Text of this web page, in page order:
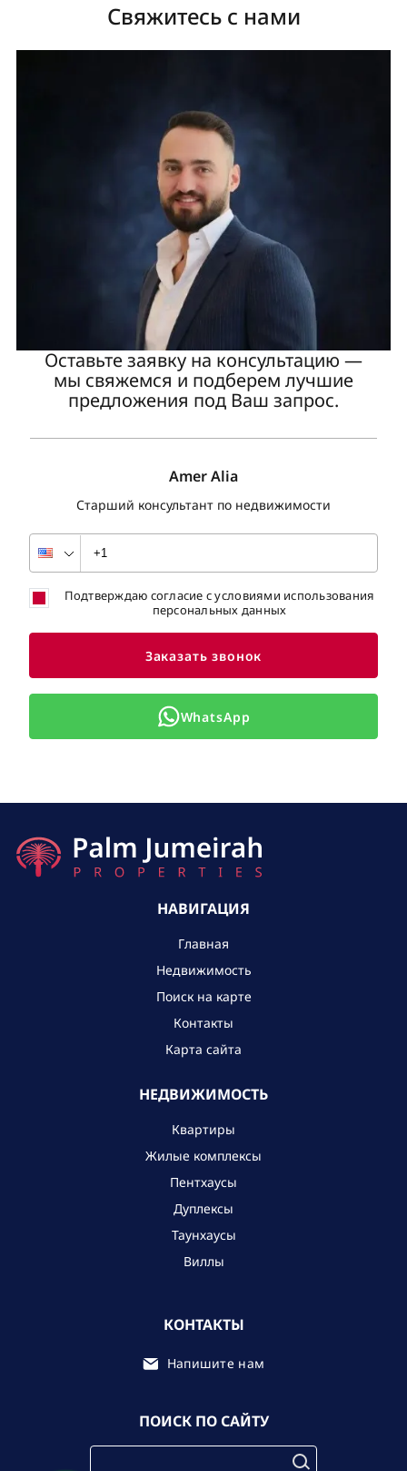
Свяжитесь с нами
Оставьте заявку на консультацию —
мы свяжемся и подберем лучшие
предложения под Ваш запрос.
Amer Alia
Старший консультант по недвижимости
Подтверждаю согласие с условиями использования
персональных данных
Заказать звонок
WhatsApp
НАВИГАЦИЯ
Главная
Недвижимость
Поиск на карте
Контакты
Карта сайта
НЕДВИЖИМОСТЬ
Квартиры
Жилые комплексы
Пентхаусы
Дуплексы
Таунхаусы
Виллы
КОНТАКТЫ
Напишите нам
ПОИСК ПО САЙТУ